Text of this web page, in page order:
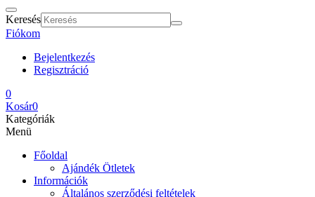
Keresés
Fiókom
Bejelentkezés
Regisztráció
0
Kosár0
Kategóriák
Menü
Főoldal
Ajándék Ötletek
Információk
Általános szerződési feltételek